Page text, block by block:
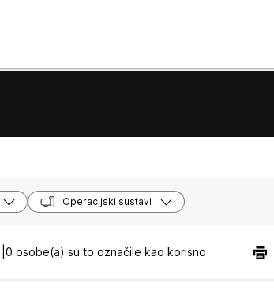
Operacijski sustavi
0 osobe(a) su to označile kao korisno